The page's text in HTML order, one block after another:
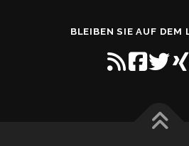
BLEIBEN SIE AUF DEM